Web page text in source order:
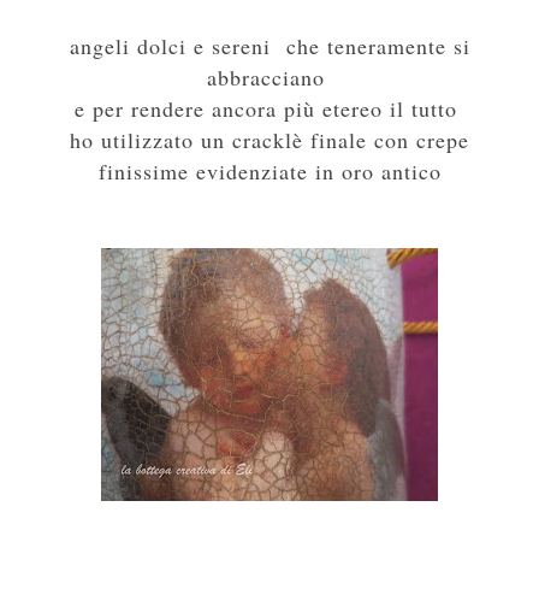
angeli dolci e sereni che teneramente si
abbracciano
e per rendere ancora più etereo il tutto
ho utilizzato un cracklè finale con crepe
finissime evidenziate in oro antico